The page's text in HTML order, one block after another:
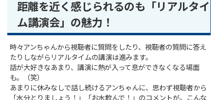
距離を近く感じられるのも「リアルタイ
ム講演会」の魅力！
時々アンちゃんから視聴者に質問をしたり、視聴者の質問に答え
たりしながらリアルタイムの講演は進みます。
話が大好きなあまり、講演に熱が入って息ができなくなる場面
も。（笑）
あまりに休みなしで話し続けるアンちゃんに、思わず視聴者から